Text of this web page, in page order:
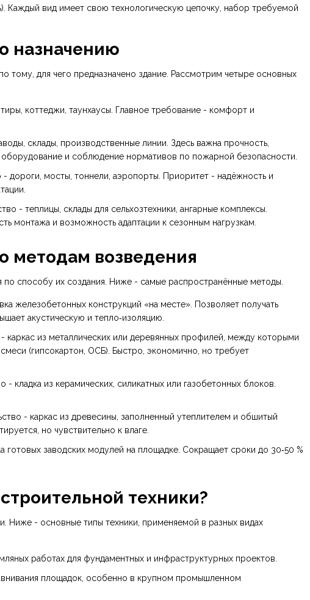
Каждый вид имеет свою технологическую цепочку, набор требуемой
назначению
тому, для чего предназначено здание. Рассмотрим четыре основных
коттеджи, таунхаусы. Главное требование - комфорт и
склады, производственные линии. Здесь важна прочность,
и соблюдение нормативов по пожарной безопасности.
- дороги, мосты, тоннели, аэропорты. Приоритет - надёжность и
- теплицы, склады для сельхозтехники, ангарные комплексы.
монтажа и возможность адаптации к сезонным нагрузкам.
методам возведения
по способу их создания. Ниже - самые распространённые методы.
железобетонных конструкций «на месте». Позволяет получать
акустическую и тепло‑изоляцию.
- каркас из металлических или деревянных профилей, между которыми
(гипсокартон, ОСБ). Быстро, экономично, но требует
- кладка из керамических, силикатных или газобетонных блоков.
- каркас из древесины, заполненный утеплителем и обшитый
но чувствительно к влаге.
готовых заводских модулей на площадке. Сокращает сроки до 30‑50 %
техники?
Ниже - основные типы техники, применяемой в разных видах
работах для фундаментных и инфраструктурных проектов.
площадок, особенно в крупном промышленном